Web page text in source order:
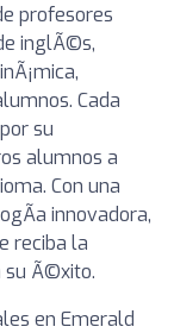
profesores
inglÃ©s,
Cada
su
alumnos a
Con una
innovadora,
reciba la
su Ã©xito.
en Emerald